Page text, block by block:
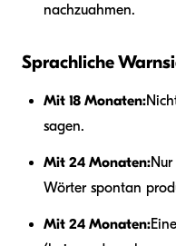
nachzuahmen.
Sprachliche
Mit 18 Monaten:
sagen.
Mit 24 Monaten:
Wörter spontan
Mit 24 Monaten: